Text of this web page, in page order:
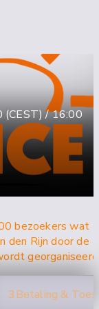
(CEST) / 16:00
bezoekers wat
den Rijn door de
3Betaling &